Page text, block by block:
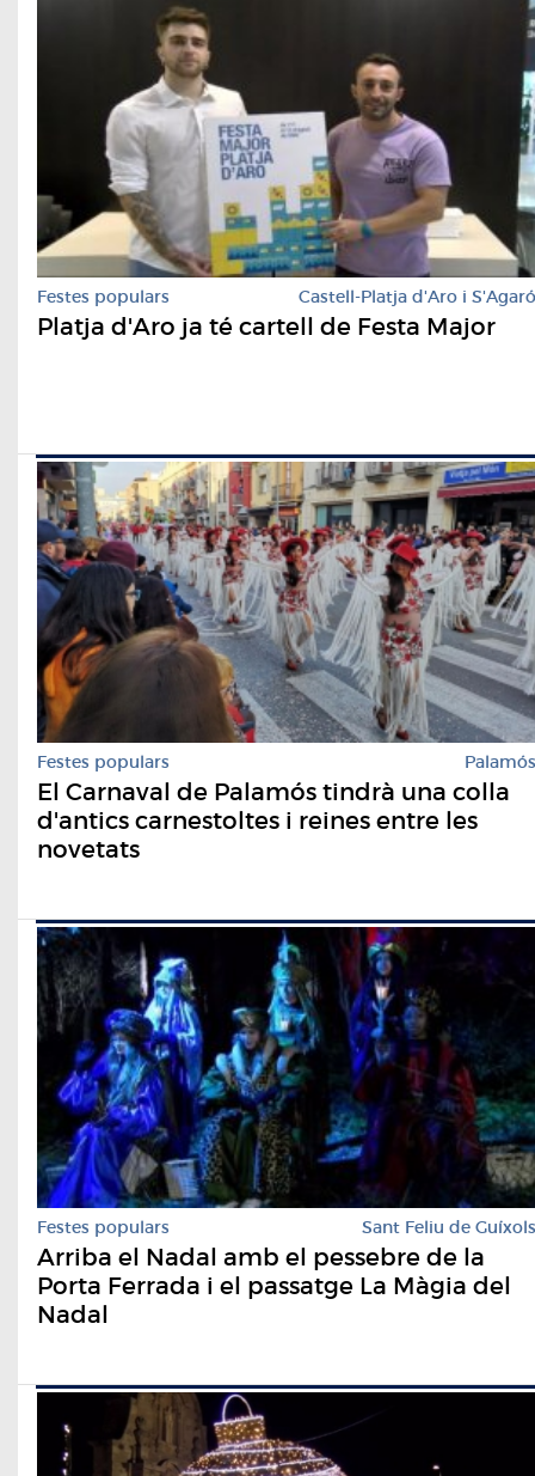
Festes populars Castell-Platja d'Aro i S'Agaró
Platja d'Aro ja té cartell de Festa Major
Festes populars Palamós
El Carnaval de Palamós tindrà una colla
d'antics carnestoltes i reines entre les
novetats
Festes populars Sant Feliu de Guíxols
Arriba el Nadal amb el pessebre de la
Porta Ferrada i el passatge La Màgia del
Nadal